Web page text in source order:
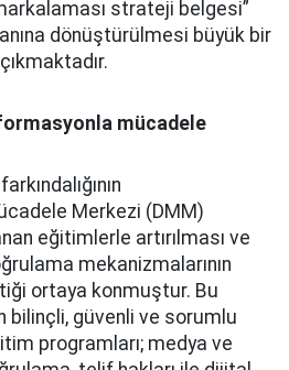
strateji belgesi”
dönüştürülmesi büyük bir
mücadele
Merkezi (DMM)
eğitimlerle artırılması ve
mekanizmalarının
ortaya konmuştur. Bu
bilinçli, güvenli ve sorumlu
programları; medya ve